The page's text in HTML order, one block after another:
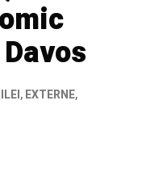
,EXTERNE,